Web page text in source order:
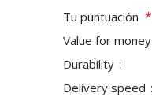
Tu puntuación *
Value for money
Durability
Delivery speed